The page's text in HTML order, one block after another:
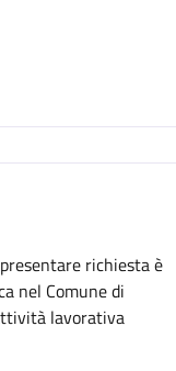
richiesta è
nel Comune di
lavorativa